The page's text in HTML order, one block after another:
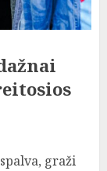
graži